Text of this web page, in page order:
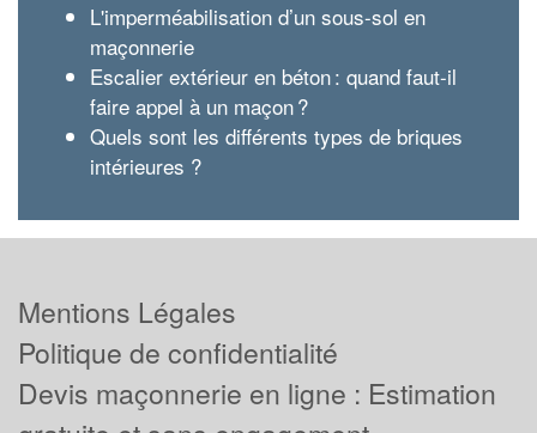
L'imperméabilisation d’un sous-sol en
maçonnerie
Escalier extérieur en béton : quand faut-il
faire appel à un maçon ?
Quels sont les différents types de briques
intérieures ?
Mentions Légales
Politique de confidentialité
Devis maçonnerie en ligne : Estimation